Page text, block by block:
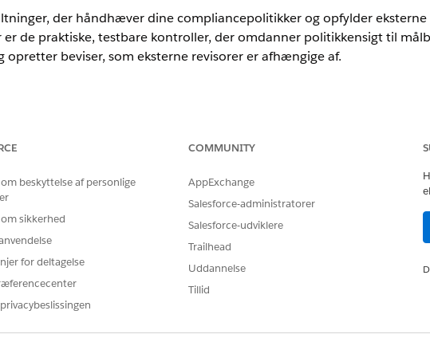
der håndhæver dine compliancepolitikker og opfylder eksterne
de praktiske, testbare kontroller, der omdanner politikkensigt til
opretter beviser, som eksterne revisorer er afhængige af.
Edition med Agentforce IT Service.
af it-overensstemmelse
opretter, tester og vedligeholder overensstemmelseskontroller, der
risici. Se, hvordan kontroller knyttes til risici, forretningsdriftsprocesser og
og afhjælpningsarbejdsflows.
online for din organisation. Aktiver funktionen i Salesforce Go, aktiver de
der matcher den måde, som dit complianceteam arbejder på, og tildel
at oprette kontroller, opbygge valideringsprocedurer og køre compliancetest.
beskyttelse af personlige
sikkerhed
for deltagelse
COMMUNITY
AppExchange
Salesforce-administratorer
Salesforce-udviklere
Trailhead
Uddannelse
Tillid